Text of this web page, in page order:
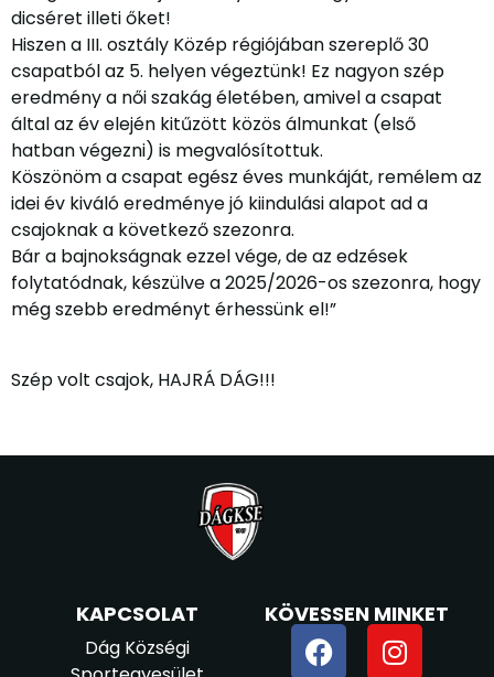
dicséret illeti őket!
Hiszen a III. osztály Közép régiójában szereplő 30
csapatból az 5. helyen végeztünk! Ez nagyon szép
eredmény a női szakág életében, amivel a csapat
által az év elején kitűzött közös álmunkat (első
hatban végezni) is megvalósítottuk.
Köszönöm a csapat egész éves munkáját, remélem az
idei év kiváló eredménye jó kiindulási alapot ad a
csajoknak a következő szezonra.
Bár a bajnokságnak ezzel vége, de az edzések
folytatódnak, készülve a 2025/2026-os szezonra, hogy
még szebb eredményt érhessünk el!”
Szép volt csajok, HAJRÁ DÁG!!!
KAPCSOLAT
Dág Községi
KÖVESSEN MINKET